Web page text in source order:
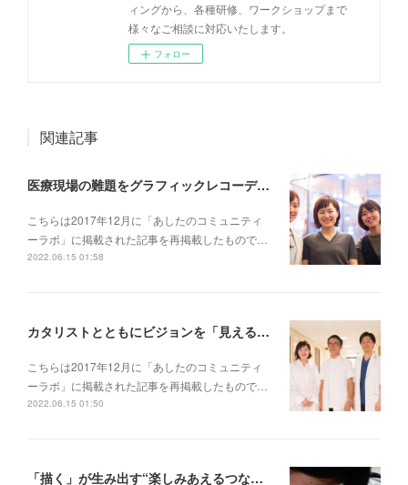
ィングから、各種研修、ワークショップまで
様々なご相談に対応いたします。
フォロー
関連記事
医療現場の難題をグラフィックレコーディングと対話で解決する!?──元気会横浜病院の取り組み（後編）【創造的関係性をつくりだす「グラフィックカタリスト」プロジェクト(4)】
こちらは2017年12月に「あしたのコミュニティ
ーラボ」に掲載された記事を再掲載したもので…
2022.06.15 01:58
カタリストとともにビジョンを「見える化」する──元気会横浜病院の取り組み（前編）【創造的関係性をつくりだす「グラフィックカタリスト」プロジェクト(3)】
こちらは2017年12月に「あしたのコミュニティ
ーラボ」に掲載された記事を再掲載したもので…
2022.06.15 01:50
「描く」が生み出す“楽しみあえるつながり”をつくりたい【創造的関係性をつくりだす「グラフィックカタリスト」プロジェクト(1)】